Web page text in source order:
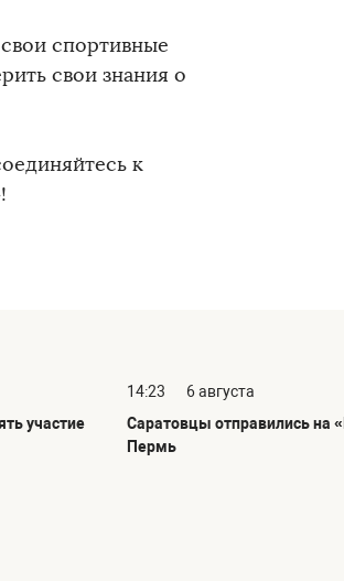
спортивные
свои знания о
к
участие
14:23
6 августа
Саратовцы отправились на
Пермь